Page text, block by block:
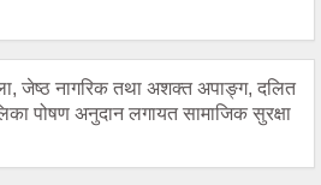
जेष्ठ नागरिक तथा अशक्त अपाङ्ग, दलित
पोषण अनुदान लगायत सामाजिक सुरक्षा